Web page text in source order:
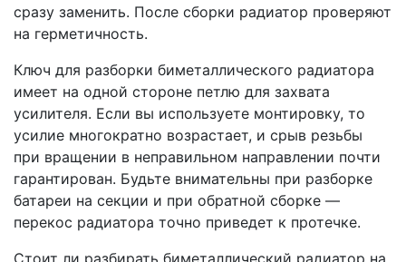
сразу заменить. После сборки радиатор проверяют
на герметичность.
Ключ для разборки биметаллического радиатора
имеет на одной стороне петлю для захвата
усилителя. Если вы используете монтировку, то
усилие многократно возрастает, и срыв резьбы
при вращении в неправильном направлении почти
гарантирован. Будьте внимательны при разборке
батареи на секции и при обратной сборке —
перекос радиатора точно приведет к протечке.
Стоит ли разбирать биметаллический радиатор на